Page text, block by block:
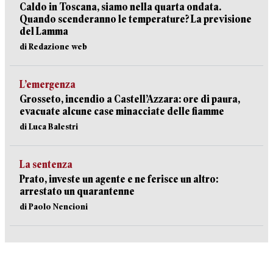
Caldo in Toscana, siamo nella quarta ondata.
Quando scenderanno le temperature? La previsione
del Lamma
di Redazione web
L’emergenza
Grosseto, incendio a Castell’Azzara: ore di paura,
evacuate alcune case minacciate delle fiamme
di Luca Balestri
La sentenza
Prato, investe un agente e ne ferisce un altro:
arrestato un quarantenne
di Paolo Nencioni